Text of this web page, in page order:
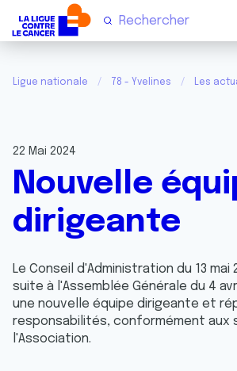
Ligue nationale 78 - Yvelines Les
22 Mai 2024
Nouvelle
dirigeante
Le Conseil d'Administration du 13 mai
suite à l'Assemblée Générale du 4
une nouvelle équipe dirigeante et
responsabilités, conformément aux
l'Association.